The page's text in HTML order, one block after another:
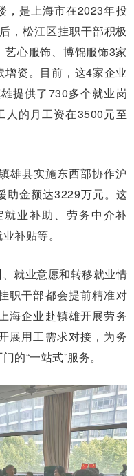
，是上海市在2023年投
，松江区挂职干部积极
心服饰、博锦服饰3家
资。目前，这4家企业
提供了730多个就业岗
人的月工资在3500元至
雄县实施东西部协作沪
助金额达3229万元。这
业补助、劳务中介补
补贴等。
就业意愿和转移就业情
职干部都会提前精准对
海企业赴镇雄开展劳务
展用工需求对接，为务
的“一站式”服务。